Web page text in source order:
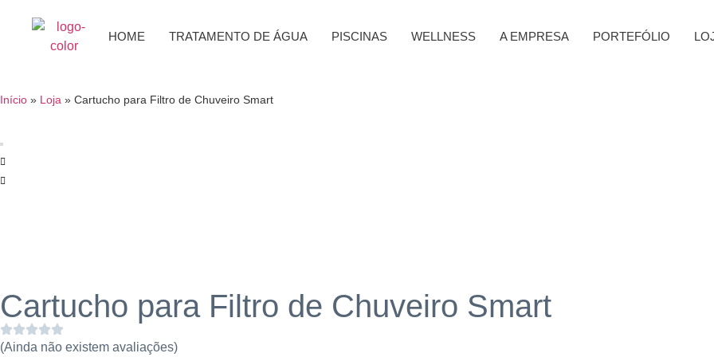
HOME TRATAMENTO DE ÁGUA PISCINAS WELLNESS A EMPRESA PORTEFÓLIO
Início » Loja » Cartucho para Filtro de Chuveiro Smart
Cartucho para Filtro de Chuveiro Smart
(Ainda não existem avaliações)